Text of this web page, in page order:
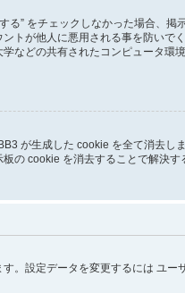
る” をチェックしなかった場合、
トが他人に悪用される事を防い
などの共有されたコンピュータ
が生成した cookie を全て消去
の cookie を消去することで解決す
。設定データを変更するには ユ